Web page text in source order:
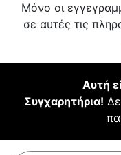
Μόνο οι
σε αυτές τις
Αυτή
Συγχαρητήρια!